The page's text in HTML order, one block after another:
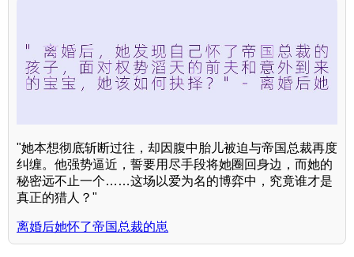
"她本想彻底斩断过往，却因腹中胎儿被迫与帝国总裁再度
纠缠。他强势逼近，誓要用尽手段将她圈回身边，而她的
秘密远不止一个……这场以爱为名的博弈中，究竟谁才是
真正的猎人？"
离婚后她怀了帝国总裁的崽